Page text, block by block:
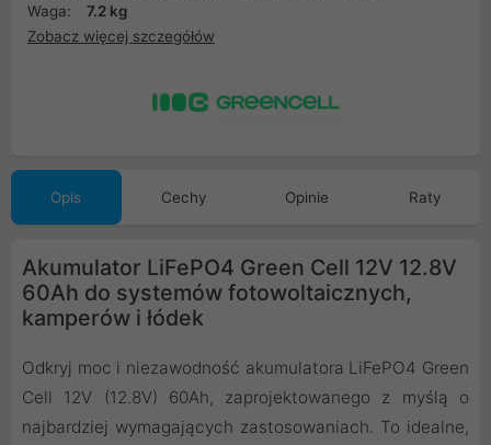
Waga:
7.2 kg
Zobacz więcej szczegółów
Opis Cechy Opinie Raty
Akumulator LiFePO4 Green Cell 12V 12.8V
60Ah do systemów fotowoltaicznych,
kamperów i łódek
Odkryj moc i niezawodność akumulatora LiFePO4 Green
Cell 12V (12.8V) 60Ah, zaprojektowanego z myślą o
najbardziej wymagających zastosowaniach. To idealne,